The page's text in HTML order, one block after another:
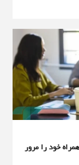
خود را مرور